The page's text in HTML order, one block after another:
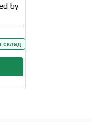
by
склад